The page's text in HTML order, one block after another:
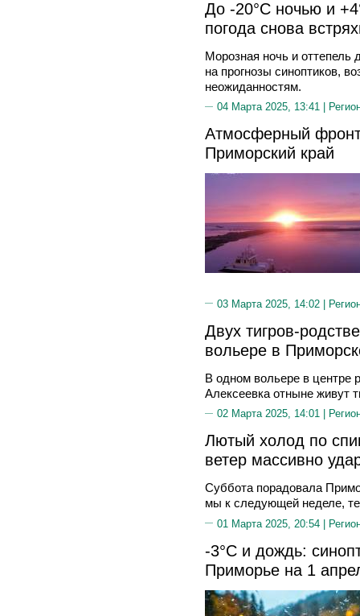
До -20°C ночью и
погода снова
Морозная ночь и
на прогнозы синоптиков,
неожиданностям.
04 Марта 2025, 13:41 |
Атмосферный
Приморский край
03 Марта 2025, 14:02 |
Двух тигров-
вольере в
В одном вольере в центре
Алексеевка отныне живут
02 Марта 2025, 14:01 |
Лютый холод по
ветер массивно
Суббота порадовала
мы к следующей неделе,
01 Марта 2025, 20:54 |
-3°C и дождь:
Приморье на 1